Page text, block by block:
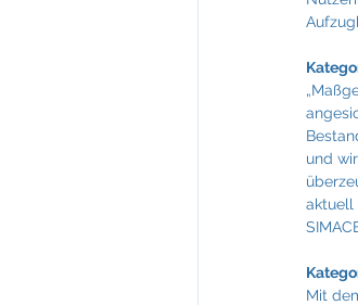
und
aktuell
Mit